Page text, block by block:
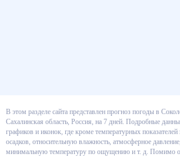
В этом разделе сайта представлен прогноз погоды
область, Сахалинская область, Россия, на 7 дней.
оформлены в виде графиков и иконок, где кроме
показателей можно узнать вероятность осадков,
влажность, атмосферное давление,